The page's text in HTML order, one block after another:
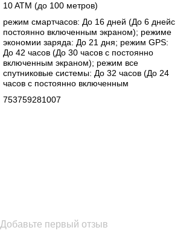
10 ATM (до 100 метров)
режим смартчасов: До 16 дней (До 6 днейс
постоянно включенным экраном); режиме
экономии заряда: До 21 дня; режим GPS:
До 42 часов (До 30 часов с постоянно
включенным экраном); режим все
спутниковые системы: До 32 часов (До 24
часов с постоянно включенным
753759281007
Добавьте первый отзыв